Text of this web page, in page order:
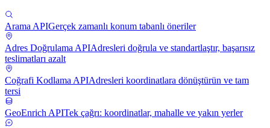
Arama APIGerçek zamanlı konum tabanlı öneriler
Adres Doğrulama APIAdresleri doğrula ve standartlaştır, başarısız
teslimatları azalt
Coğrafi Kodlama APIAdresleri koordinatlara dönüştürün ve tam
tersi
GeoEnrich APITek çağrı: koordinatlar, mahalle ve yakın yerler